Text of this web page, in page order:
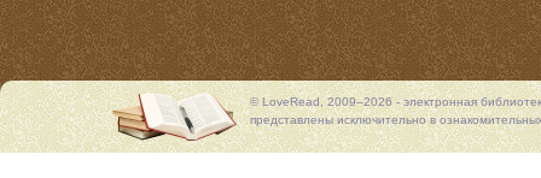
© LoveRead, 2009–2026 - электронная
представлены исключительно в